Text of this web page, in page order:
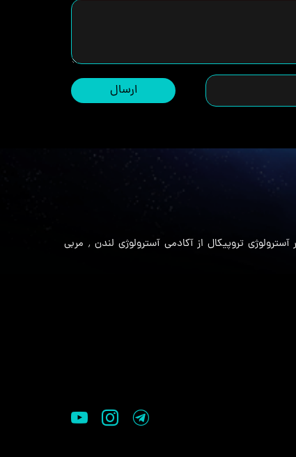
ارسال
آسترولوژی فارسی با سالی بانو سالی مستر آسترولوژی تروپیکال از آکادمی آسترولوژی لندن ٬ مربی